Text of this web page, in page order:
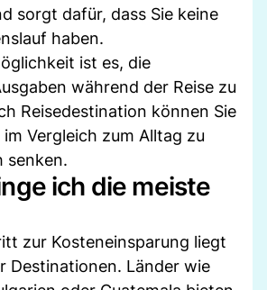
sorgt dafür, dass Sie keine
haben.
ist es, die
während der Reise zu
Reisedestination können Sie
Vergleich zum Alltag zu
senken.
ich die meiste
zur Kosteneinsparung liegt
Destinationen. Länder wie